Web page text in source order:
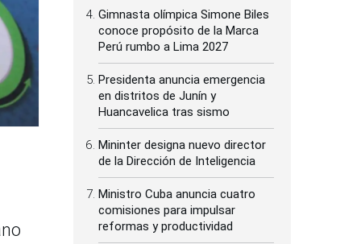
Gimnasta olímpica Simone Biles
conoce propósito de la Marca
Perú rumbo a Lima 2027
Presidenta anuncia emergencia
en distritos de Junín y
Huancavelica tras sismo
Mininter designa nuevo director
de la Dirección de Inteligencia
Ministro Cuba anuncia cuatro
comisiones para impulsar
reformas y productividad